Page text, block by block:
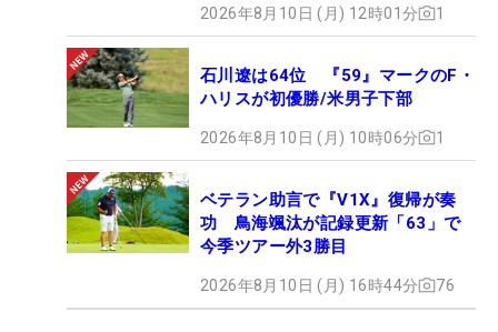
2026年8月10日 (月) 12時01分 1
石川遼は64位 『59』マークのF・
ハリスが初優勝/米男子下部
2026年8月10日 (月) 10時06分 1
ベテラン助言で『V1X』復帰が奏
功 鳥海颯汰が記録更新「63」で
今季ツアー外3勝目
2026年8月10日 (月) 16時44分 76